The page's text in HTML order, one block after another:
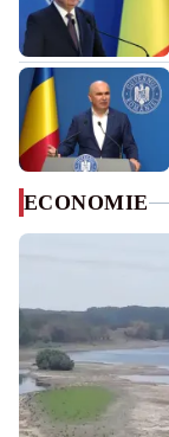
ECONOMIE